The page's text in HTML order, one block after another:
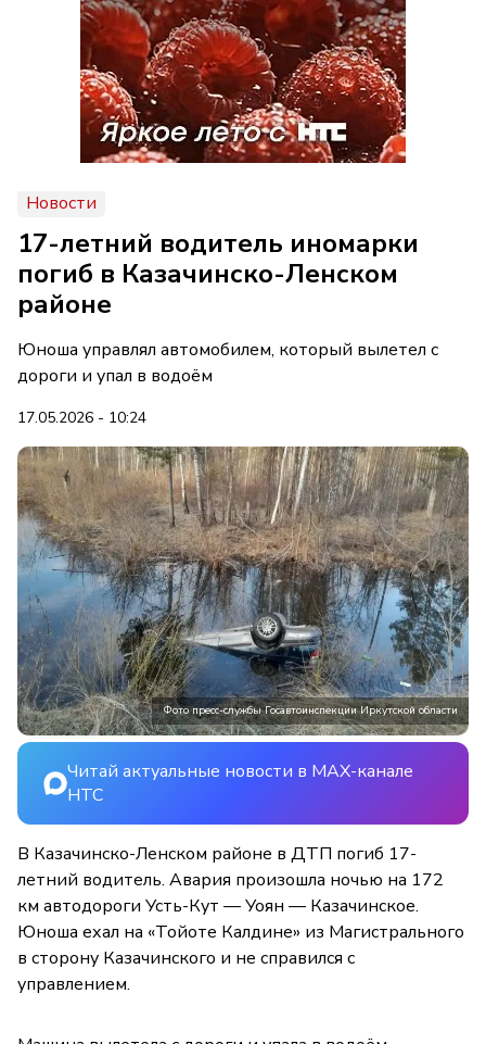
Новости
17-летний водитель иномарки
погиб в Казачинско-Ленском
районе
Юноша управлял автомобилем, который вылетел с
дороги и упал в водоём
17.05.2026 - 10:24
Фото пресс-службы Госавтоинспекции Иркутской области
Читай актуальные новости в MAX-канале
НТС
В Казачинско-Ленском районе в ДТП погиб 17-
летний водитель. Авария произошла ночью на 172
км автодороги Усть-Кут — Уоян — Казачинское.
Юноша ехал на «Тойоте Калдине» из Магистрального
в сторону Казачинского и не справился с
управлением.